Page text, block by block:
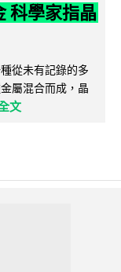
科學家指晶
從未有記錄的多
屬混合而成，晶
文